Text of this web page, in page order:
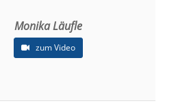
Monika Läufle
zum Video